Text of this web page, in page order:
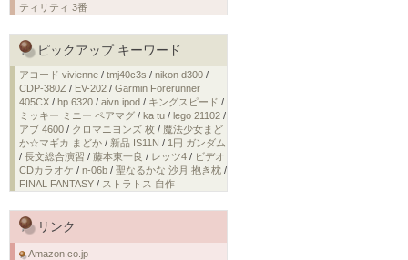
ティリティ 3番
ピックアップ キーワード
アコード vivienne / tmj40c3s / nikon d300 /
CDP-380Z / EV-202 / Garmin Forerunner
405CX / hp 6320 / aivn ipod / キングスピード /
ミッキー ミニー ペアマグ / ka tu / lego 21102 /
アブ 4600 / クロマニヨンズ 枚 / 魔法少女まど
か☆マギカ まどか / 新品 IS11N / 1円 ガンダム
/ 長文総合演習 / 藤本東一良 / レッツ4 / ビデオ
CDカラオケ / n-06b / 聖なるかな 沙月 抱き枕 /
FINAL FANTASY / ストラトス 自作
リンク
Amazon.co.jp